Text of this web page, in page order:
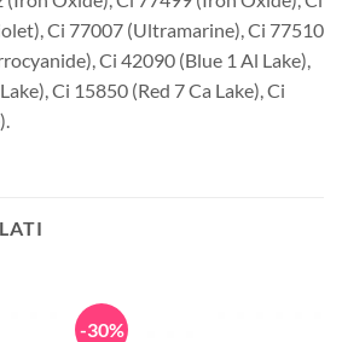
Ci 77007 (Ultramarine), Ci 77510
Ci 42090 (Blue 1 Al Lake),
Ci 15850 (Red 7 Ca Lake), Ci
-30%